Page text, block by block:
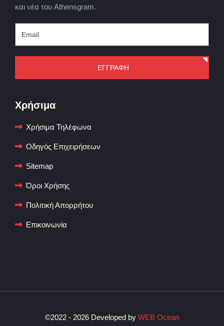
και νέα του Athensgram.
ΕΓΓΡΑΦΗ
Χρήσιμα
Χρήσιμα Τηλέφωνα
Οδηγός Επιχειρήσεων
Sitemap
Όροι Χρήσης
Πολιτική Απορρήτου
Επικοινωνία
©2022 - 2026 Developed by WEB Ocean